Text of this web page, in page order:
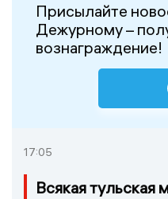
Присылайте
Дежурному –
вознаграждение!
17:05
Всякая тульская